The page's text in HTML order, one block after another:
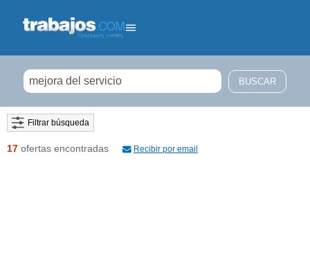
Filtrar búsqueda
17 ofertas encontradas Recibir por email